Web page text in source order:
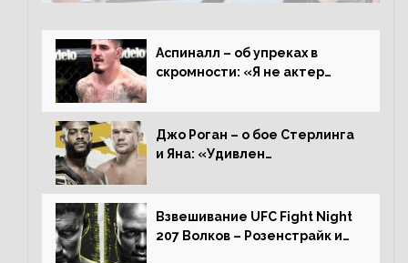
Аспиналл – об упреках в
скромности: «Я не актер
дерьмо»
Джо Роган – о бое Стерлинга
и Яна: «Удивлен
Алджамейн определенно
выиграл»
Взвешивание UFC Fight Night
207 Волков – Розенстрайк и